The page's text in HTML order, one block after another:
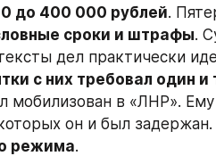
до 400 000 рублей.
сроки и штрафы.
дел практически
с них требовал один
мобилизован в «ЛНР».
он и был
режима.